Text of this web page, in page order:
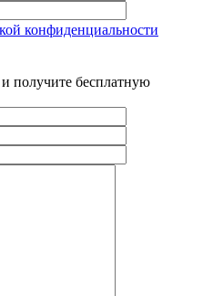
конфиденциальности
и получите бесплатную